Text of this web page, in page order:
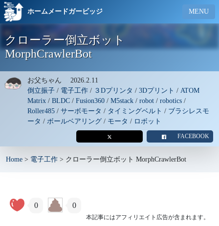
ホームメードガービッジ MENU
クローラー倒立ボット
MorphCrawlerBot
お父ちゃん 2026.2.11
倒立振子 / 電子工作 / ３Dプリンタ / 3Dプリント / ATOM
Matrix / BLDC / Fusion360 / M5stack / robot / robotics /
Roller485 / サーボモータ / タイミングベルト / ブラシレスモ
ータ / ボールベアリング / モータ / ロボット
FACEBOOK
Home > 電子工作 > クローラー倒立ボット MorphCrawlerBot
本記事にはアフィリエイト広告が含まれます。
0 0